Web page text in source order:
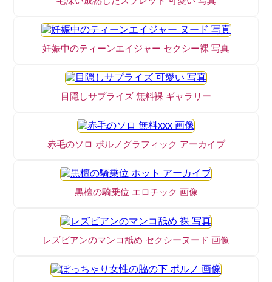
妊娠中のティーンエイジャー セクシー裸 写真
目隠しサプライズ 無料裸 ギャラリー
赤毛のソロ ポルノグラフィック アーカイブ
黒檀の騎乗位 エロチック 画像
レズビアンのマンコ舐め セクシーヌード 画像